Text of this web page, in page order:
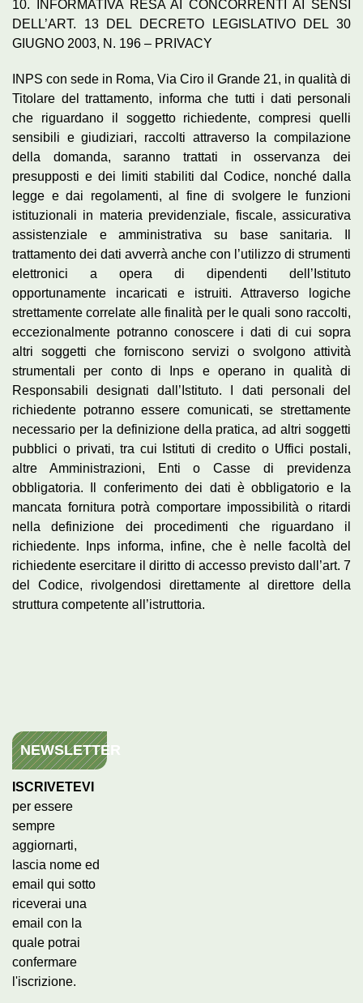
10. INFORMATIVA RESA AI CONCORRENTI AI SENSI
DELL’ART. 13 DEL DECRETO LEGISLATIVO DEL 30
GIUGNO 2003, N. 196 – PRIVACY
INPS con sede in Roma, Via Ciro il Grande 21, in qualità di
Titolare del trattamento, informa che tutti i dati personali
che riguardano il soggetto richiedente, compresi quelli
sensibili e giudiziari, raccolti attraverso la compilazione
della domanda, saranno trattati in osservanza dei
presupposti e dei limiti stabiliti dal Codice, nonché dalla
legge e dai regolamenti, al fine di svolgere le funzioni
istituzionali in materia previdenziale, fiscale, assicurativa
assistenziale e amministrativa su base sanitaria. Il
trattamento dei dati avverrà anche con l’utilizzo di strumenti
elettronici a opera di dipendenti dell’Istituto
opportunamente incaricati e istruiti. Attraverso logiche
strettamente correlate alle finalità per le quali sono raccolti,
eccezionalmente potranno conoscere i dati di cui sopra
altri soggetti che forniscono servizi o svolgono attività
strumentali per conto di Inps e operano in qualità di
Responsabili designati dall’Istituto. I dati personali del
richiedente potranno essere comunicati, se strettamente
necessario per la definizione della pratica, ad altri soggetti
pubblici o privati, tra cui Istituti di credito o Uffici postali,
altre Amministrazioni, Enti o Casse di previdenza
obbligatoria. Il conferimento dei dati è obbligatorio e la
mancata fornitura potrà comportare impossibilità o ritardi
nella definizione dei procedimenti che riguardano il
richiedente. Inps informa, infine, che è nelle facoltà del
richiedente esercitare il diritto di accesso previsto dall’art. 7
del Codice, rivolgendosi direttamente al direttore della
struttura competente all’istruttoria.
NEWSLETTER
ISCRIVETEVI
per essere
sempre
aggiornarti,
lascia nome ed
email qui sotto
riceverai una
email con la
quale potrai
confermare
l'iscrizione.